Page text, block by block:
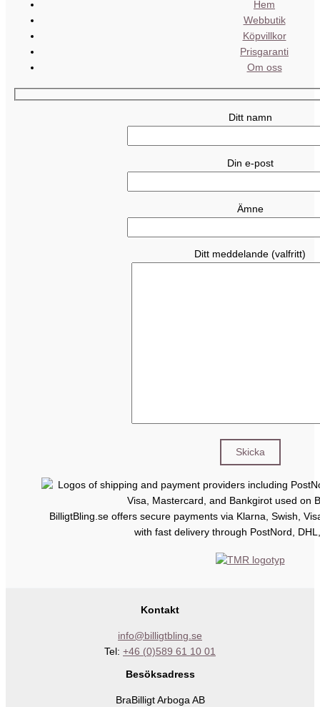
Hem
Webbutik
Köpvillkor
Prisgaranti
Om oss
Ditt namn
Din e-post
Ämne
Ditt meddelande (valfritt)
BilligtBling.se offers secure payments via Klarna, Swish,
with fast delivery through PostNord,
Kontakt
info@billigtbling.se
Tel: +46 (0)589 61 10 01
Besöksadress
BraBilligt Arboga AB